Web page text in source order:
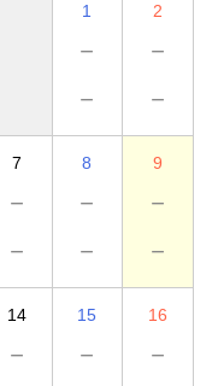
1
－
－
2
－
－
7
－
－
8
－
－
9
－
－
14
－
15
－
16
－